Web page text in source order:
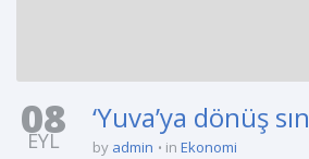
08
EYL
‘Yuva’ya dönüş
by admin in Ekonomi